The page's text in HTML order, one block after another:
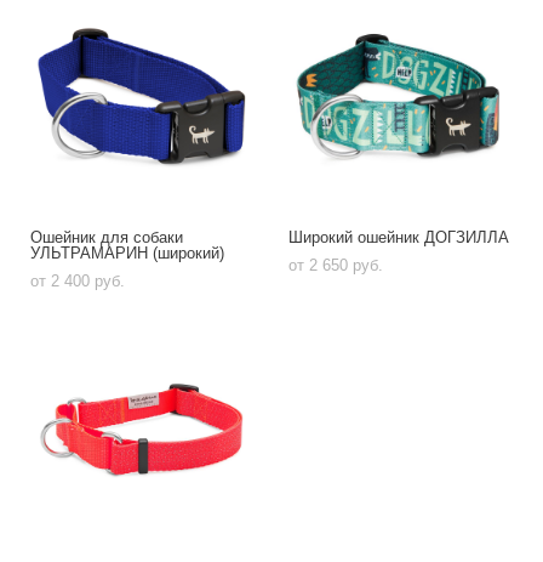
Ошейник для собаки
УЛЬТРАМАРИН (широкий)
от 2 400 pуб.
Широкий ошейник ДОГЗИЛЛА
от 2 650 pуб.